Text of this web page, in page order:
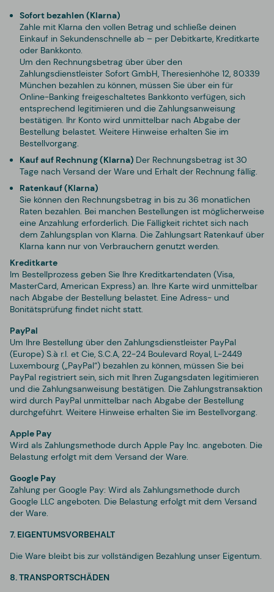
Sofort bezahlen (Klarna)
Zahle mit Klarna den vollen Betrag und schließe deinen
Einkauf in Sekundenschnelle ab – per Debitkarte, Kreditkarte
oder Bankkonto.
Um den Rechnungsbetrag über über den
Zahlungsdienstleister Sofort GmbH, Theresienhöhe 12, 80339
München bezahlen zu können, müssen Sie über ein für
Online-Banking freigeschaltetes Bankkonto verfügen, sich
entsprechend legitimieren und die Zahlungsanweisung
bestätigen. Ihr Konto wird unmittelbar nach Abgabe der
Bestellung belastet. Weitere Hinweise erhalten Sie im
Bestellvorgang.
Kauf auf Rechnung (Klarna) Der Rechnungsbetrag ist 30
Tage nach Versand der Ware und Erhalt der Rechnung fällig.
Ratenkauf (Klarna)
Sie können den Rechnungsbetrag in bis zu 36 monatlichen
Raten bezahlen. Bei manchen Bestellungen ist möglicherweise
eine Anzahlung erforderlich. Die Fälligkeit richtet sich nach
dem Zahlungsplan von Klarna. Die Zahlungsart Ratenkauf über
Klarna kann nur von Verbrauchern genutzt werden.
Kreditkarte
Im Bestellprozess geben Sie Ihre Kreditkartendaten (Visa,
MasterCard, American Express) an. Ihre Karte wird unmittelbar
nach Abgabe der Bestellung belastet. Eine Adress- und
Bonitätsprüfung findet nicht statt.
PayPal
Um Ihre Bestellung über den Zahlungsdienstleister PayPal
(Europe) S.à r.l. et Cie, S.C.A, 22-24 Boulevard Royal, L-2449
Luxembourg („PayPal“) bezahlen zu können, müssen Sie bei
PayPal registriert sein, sich mit Ihren Zugangsdaten legitimieren
und die Zahlungsanweisung bestätigen. Die Zahlungstransaktion
wird durch PayPal unmittelbar nach Abgabe der Bestellung
durchgeführt. Weitere Hinweise erhalten Sie im Bestellvorgang.
Apple Pay
Wird als Zahlungsmethode durch Apple Pay Inc. angeboten. Die
Belastung erfolgt mit dem Versand der Ware.
Google Pay
Zahlung per Google Pay: Wird als Zahlungsmethode durch
Google LLC angeboten. Die Belastung erfolgt mit dem Versand
der Ware.
7. EIGENTUMSVORBEHALT
Die Ware bleibt bis zur vollständigen Bezahlung unser Eigentum.
8. TRANSPORTSCHÄDEN